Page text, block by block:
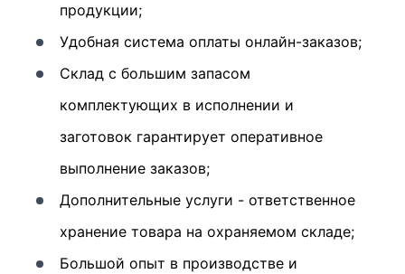
продукции;
Удобная система оплаты онлайн-заказов;
Склад с большим запасом
комплектующих в исполнении и
заготовок гарантирует оперативное
выполнение заказов;
Дополнительные услуги - ответственное
хранение товара на охраняемом складе;
Большой опыт в производстве и